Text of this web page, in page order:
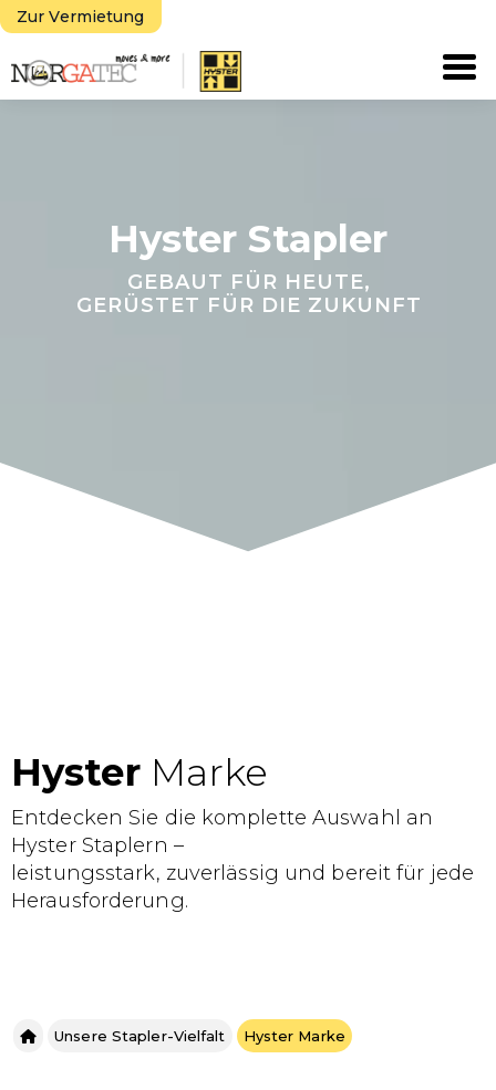
Zur Vermietung
Hyster Stapler
GEBAUT FÜR HEUTE,
GERÜSTET FÜR DIE ZUKUNFT
HysterMarke
Entdecken Sie die komplette Auswahl an
Hyster Staplern –
leistungsstark, zuverlässig und bereit für jede
Herausforderung.
Unsere Stapler-Vielfalt Hyster Marke